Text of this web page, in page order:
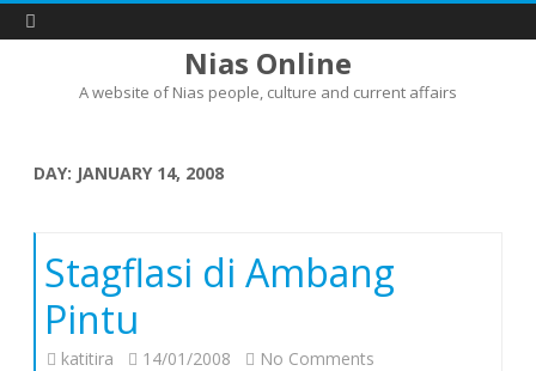
Nias Online
A website of Nias people, culture and current affairs
DAY: JANUARY 14, 2008
Stagflasi di Ambang
Pintu
katitira 14/01/2008 No Comments